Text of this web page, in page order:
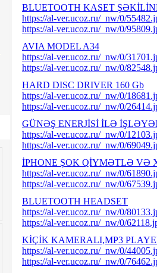
BLUETOOTH KASET
https://al-ver.ucoz.ru/_nw/0/
https://al-ver.ucoz.ru/_nw/0/
AVIA MODEL A34
https://al-ver.ucoz.ru/_nw/0/
https://al-ver.ucoz.ru/_nw/0/
HARD DISC DRIVER 160 Gb
https://al-ver.ucoz.ru/_nw/0/
https://al-ver.ucoz.ru/_nw/0/
GÜNƏŞ ENERJİSİ İLƏ
https://al-ver.ucoz.ru/_nw/0/
https://al-ver.ucoz.ru/_nw/0/
İPHONE ŞOK QİYMƏTLƏ VƏ
https://al-ver.ucoz.ru/_nw/0/
https://al-ver.ucoz.ru/_nw/0/
BLUETOOTH HEADSET
https://al-ver.ucoz.ru/_nw/0/
https://al-ver.ucoz.ru/_nw/0/
KİÇİK KAMERALI,MP3
https://al-ver.ucoz.ru/_nw/0/
https://al-ver.ucoz.ru/_nw/0/